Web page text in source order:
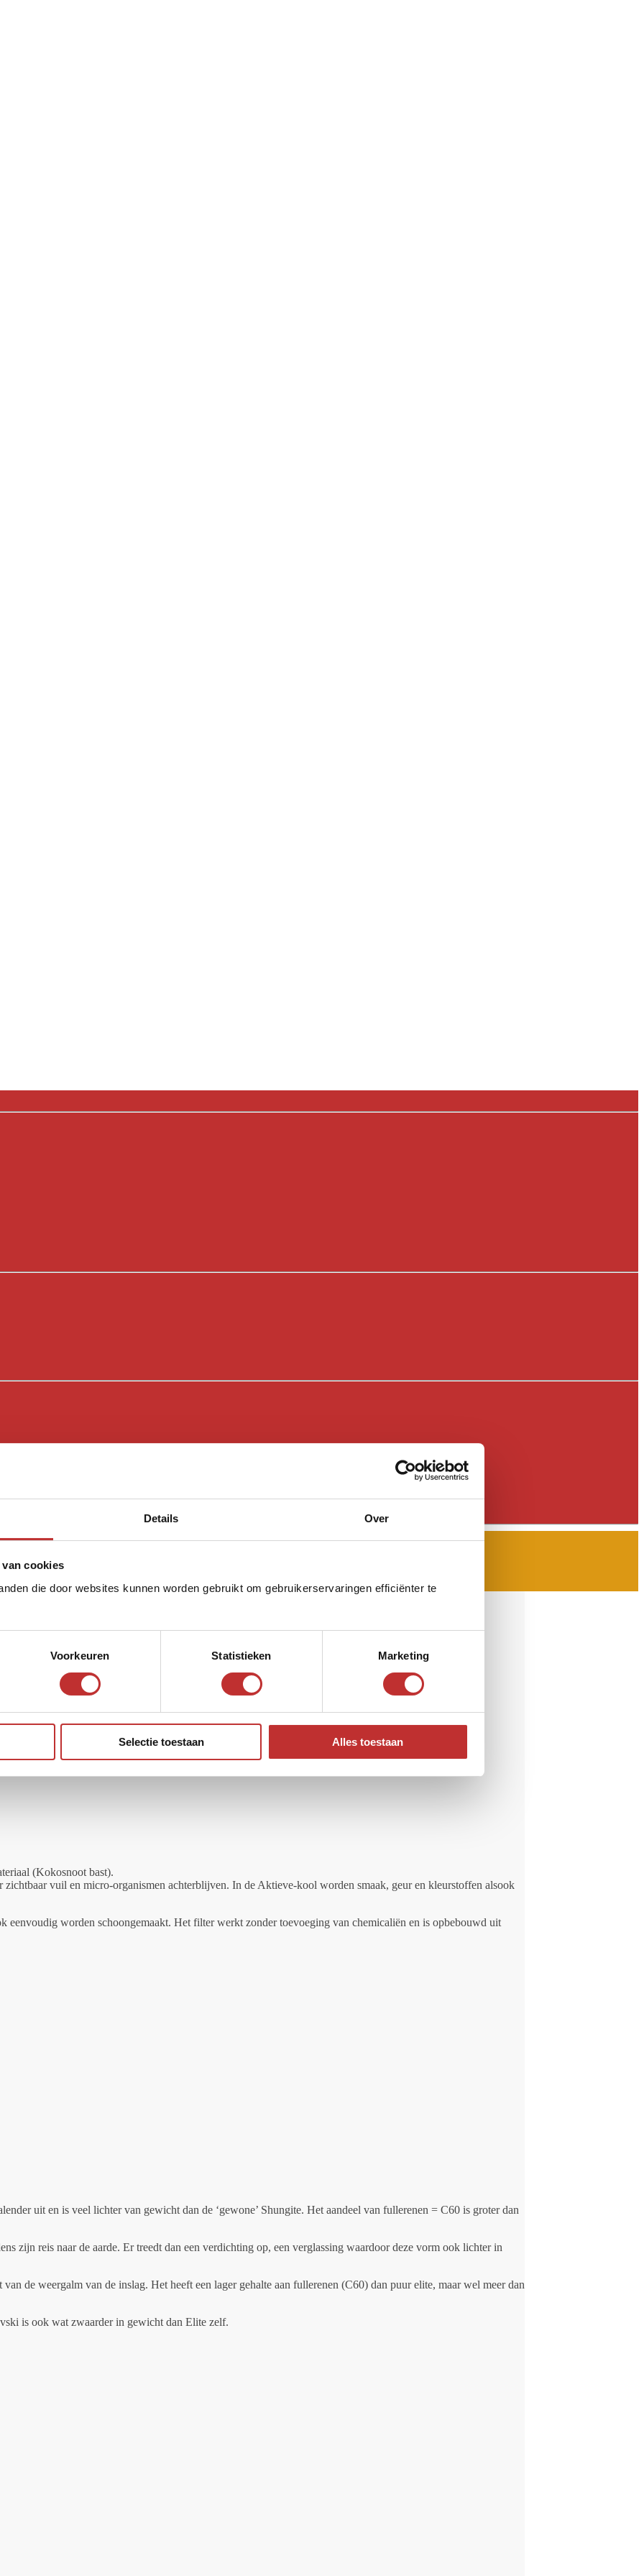
Details Over
cookies
die door websites kunnen worden gebruikt om gebruikerservaringen efficiënter te
Voorkeuren Statistieken Marketing
Selectie toestaan Alles toestaan
de filterbehuizing.
(Kokosnoot bast).
vuil en micro-organismen achterblijven. In de Aktieve-kool worden smaak, geur en kleurstoffen alsook
worden schoongemaakt. Het filter werkt zonder toevoeging van chemicaliën en is opbebouwd uit
uit en is veel lichter van gewicht dan de ‘gewone’ Shungite. Het aandeel van fullerenen = C60 is groter dan
zijn reis naar de aarde. Er treedt dan een verdichting op, een verglassing waardoor deze vorm ook lichter in
de weergalm van de inslag. Het heeft een lager gehalte aan fullerenen (C60) dan puur elite, maar wel meer dan
is ook wat zwaarder in gewicht dan Elite zelf.